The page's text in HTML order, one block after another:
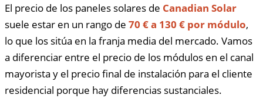
El precio de los paneles solares de Canadian Solar
suele estar en un rango de 70 € a 130 € por módulo,
lo que los sitúa en la franja media del mercado. Vamos
a diferenciar entre el precio de los módulos en el canal
mayorista y el precio final de instalación para el cliente
residencial porque hay diferencias sustanciales.